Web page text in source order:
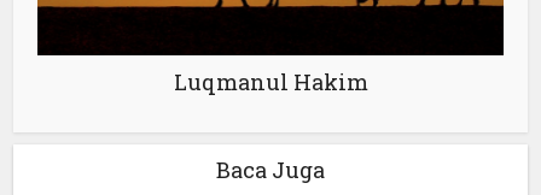
Luqmanul Hakim
Baca Juga